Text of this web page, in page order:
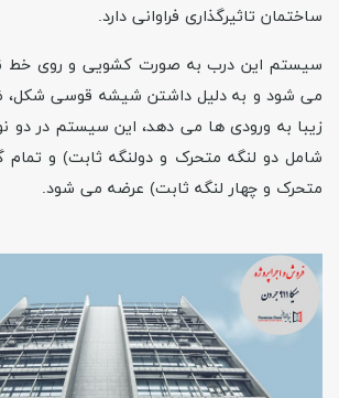
ساختمان تاثیرگذاری فراوانی دارد.
سیستم این درب به صورت کشویی و روی خط
می شود و به دلیل داشتن شیشه قوسی شکل،
زیبا به ورودی ها می دهد، این سیستم در دو
شامل دو لنگه متحرک و دولنگه ثابت) و تمام
متحرک و چهار لنگه ثابت) عرضه می شود.